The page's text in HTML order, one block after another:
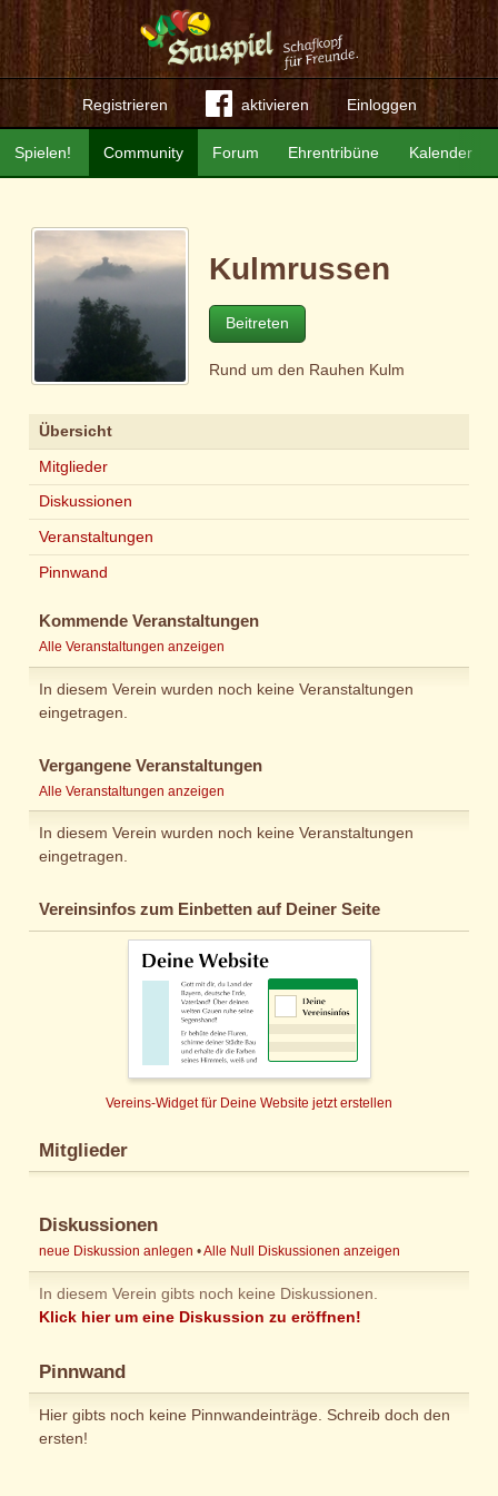
Registrieren aktivieren Einloggen
Community Forum Ehrentribüne Kalender
Spielen!
Kulmrussen
Beitreten
Rund um den Rauhen Kulm
Übersicht
Mitglieder
Diskussionen
Veranstaltungen
Pinnwand
Kommende Veranstaltungen
Alle Veranstaltungen anzeigen
In diesem Verein wurden noch keine Veranstaltungen
eingetragen.
Vergangene Veranstaltungen
Alle Veranstaltungen anzeigen
In diesem Verein wurden noch keine Veranstaltungen
eingetragen.
Vereinsinfos zum Einbetten auf Deiner Seite
Vereins-Widget für Deine Website jetzt erstellen
Mitglieder
Diskussionen
neue Diskussion anlegen •Alle Null Diskussionen anzeigen
In diesem Verein gibts noch keine Diskussionen.
Klick hier um eine Diskussion zu eröffnen!
Pinnwand
Hier gibts noch keine Pinnwandeinträge. Schreib doch den
ersten!